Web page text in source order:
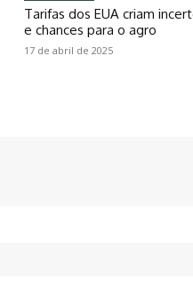
Tarifas dos EUA criam
e chances para o agro
17 de abril de 2025